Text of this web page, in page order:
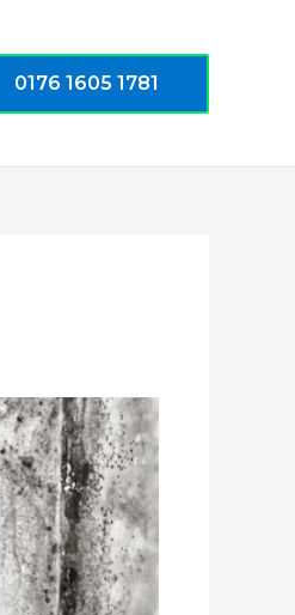
0176 1605 1781